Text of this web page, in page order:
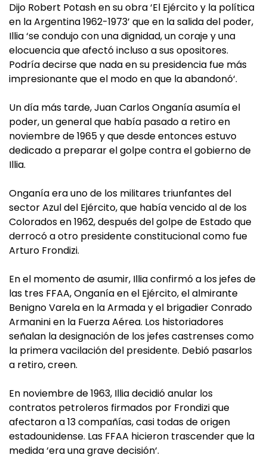
Dijo Robert Potash en su obra ‘El Ejército y la política
en la Argentina 1962-1973’ que en la salida del poder,
Illia ‘se condujo con una dignidad, un coraje y una
elocuencia que afectó incluso a sus opositores.
Podría decirse que nada en su presidencia fue más
impresionante que el modo en que la abandonó‘.
Un día más tarde, Juan Carlos Onganía asumía el
poder, un general que había pasado a retiro en
noviembre de 1965 y que desde entonces estuvo
dedicado a preparar el golpe contra el gobierno de
Illia.
Onganía era uno de los militares triunfantes del
sector Azul del Ejército, que había vencido al de los
Colorados en 1962, después del golpe de Estado que
derrocó a otro presidente constitucional como fue
Arturo Frondizi.
En el momento de asumir, Illia confirmó a los jefes de
las tres FFAA, Onganía en el Ejército, el almirante
Benigno Varela en la Armada y el brigadier Conrado
Armanini en la Fuerza Aérea. Los historiadores
señalan la designación de los jefes castrenses como
la primera vacilación del presidente. Debió pasarlos
a retiro, creen.
En noviembre de 1963, Illia decidió anular los
contratos petroleros firmados por Frondizi que
afectaron a 13 compañías, casi todas de origen
estadounidense. Las FFAA hicieron trascender que la
medida ‘era una grave decisión‘.